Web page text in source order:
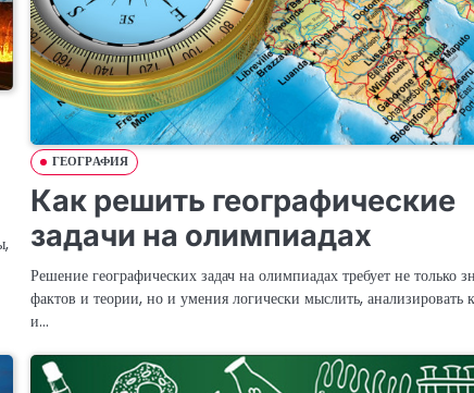
ГЕОГРАФИЯ
Как решить географические
задачи на олимпиадах
Решение географических задач на олимпиадах требует не только
фактов и теории, но и умения логически мыслить, анализировать
и…